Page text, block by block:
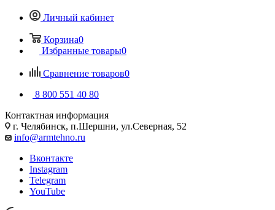
Личный кабинет
Корзина0
Избранные товары0
Сравнение товаров0
8 800 551 40 80
Контактная информация
г. Челябинск, п.Шершни, ул.Северная, 52
info@armtehno.ru
Вконтакте
Instagram
Telegram
YouTube